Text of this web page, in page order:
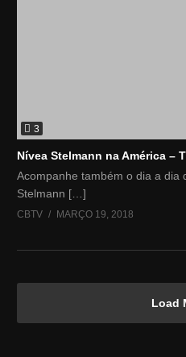
3
Nívea Stelmann na América –
Acompanhe também o dia a dia
Stelmann […]
CBTV MARÇO 19, 2018
Load